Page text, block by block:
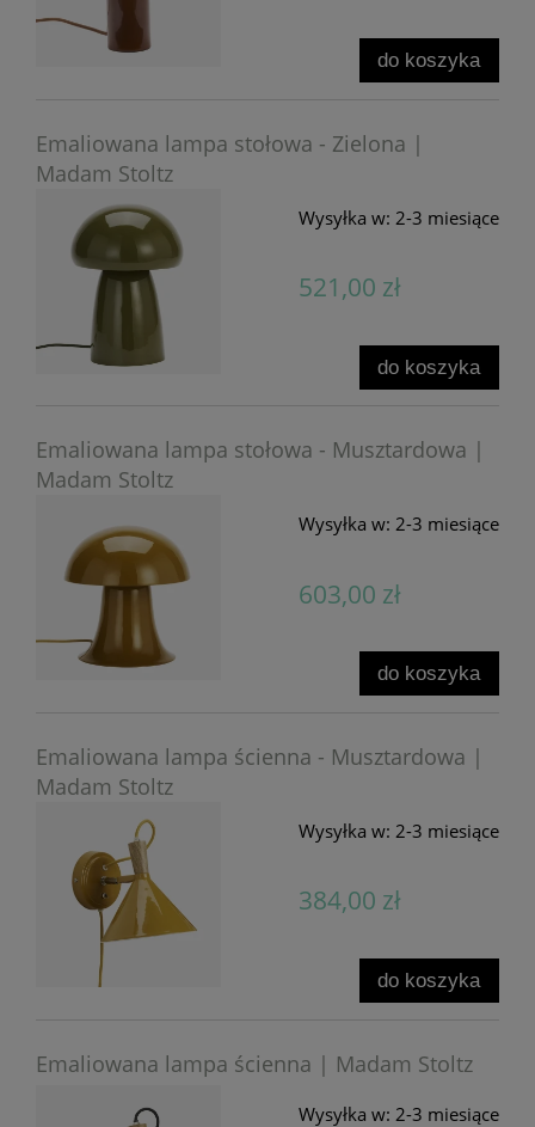
do koszyka
Emaliowana lampa stołowa - Zielona |
Madam Stoltz
Wysyłka w: 2-3 miesiące
521,00 zł
do koszyka
Emaliowana lampa stołowa - Musztardowa |
Madam Stoltz
Wysyłka w: 2-3 miesiące
603,00 zł
do koszyka
Emaliowana lampa ścienna - Musztardowa |
Madam Stoltz
Wysyłka w: 2-3 miesiące
384,00 zł
do koszyka
Emaliowana lampa ścienna | Madam Stoltz
Wysyłka w: 2-3 miesiące